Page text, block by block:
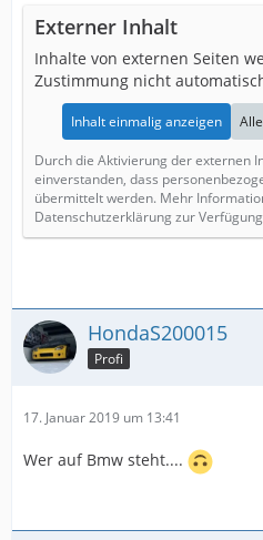
Externer Inhalt
Inhalte von externen Seiten
Zustimmung nicht
Inhalt einmalig anzeigen
Durch die Aktivierung der externen
einverstanden, dass
übermittelt werden. Mehr
Datenschutzerklärung zur
HondaS200015
Profi
17. Januar 2019 um 13:41
Wer auf Bmw steht....